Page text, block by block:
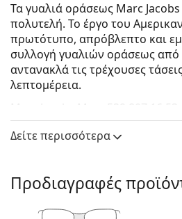
Τα γυαλιά οράσεως Marc Jacobs
πολυτελή. Το έργο του
πρωτότυπο, απρόβλεπτο και
συλλογή γυαλιών οράσεως από
αντανακλά τις τρέχουσες
λεπτομέρεια.
Marc Jacobs Marc 539 807 16 53
γυαλιά οράσεως.
Δείτε πώς φαίνονται πάνω σας
του Lentiamo.
Δείτε περισσότερα
Προδιαγραφές